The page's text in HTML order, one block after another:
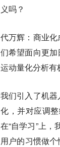
义吗？
代万辉： 商业
们希望面向更
运动量化分析有
我们引入了机
化，并对应调
在“自学习”上
用户的习惯做